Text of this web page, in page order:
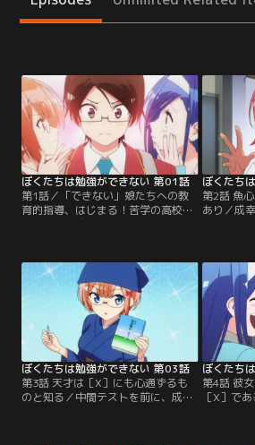
ぼくたちは勉強ができない 第01話
第1話／「できない」娘たちへの教
育的指導、はじまる！苦学の高校3
年生・唯我成幸は、大学の学費が免
ちの教育係となることに。指導する
相手は「文学の森の眠り姫」古橋文
乃、「機械仕掛けの親指姫」緒方理
珠といった学園きっての天才美少女
たち！完全無欠の学力と思われた彼
女たちだが…。【提供：バンダイチ
ャンネル】
ぼくたち
第2話 魚
あり／成
いておら
態！成幸
かの勉強
るうるか
て急に張
中学時代
チャンネ
ぼくたちは勉強ができない 第03話
第3話 天才は［X］にも心通ずるも
のと知る／中間テストを前に、成幸
ぼくたち
第4話 彼
［X］で